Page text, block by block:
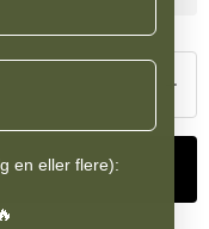
hvor hovene bliver
bedre.
en eller flere):